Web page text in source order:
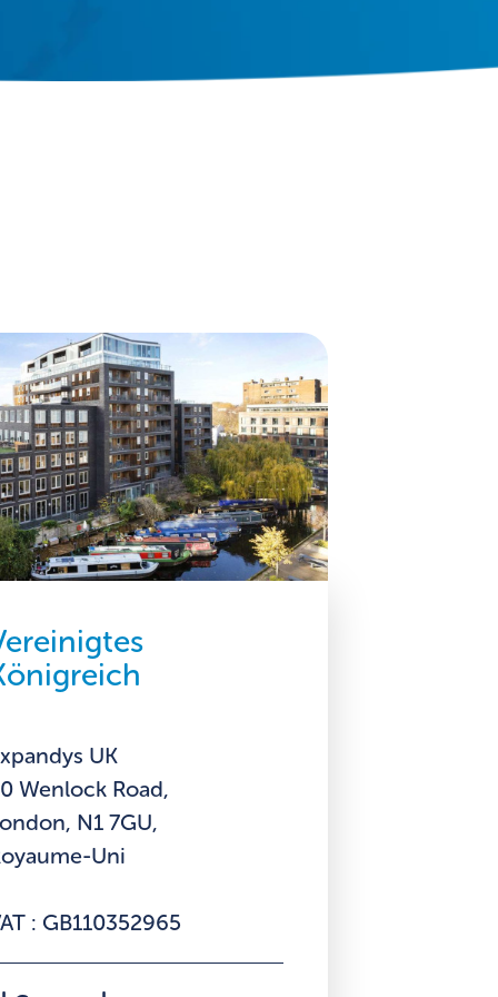
UK
Wenlock Road,
N1 7GU,
Uni
: GB110352965